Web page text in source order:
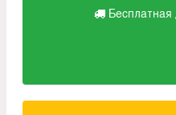
Бесплатная